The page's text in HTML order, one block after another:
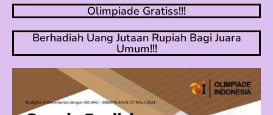
Olimpiade Gratiss!!!
Berhadiah Uang Jutaan Rupiah Bagi Juara
Umum!!!